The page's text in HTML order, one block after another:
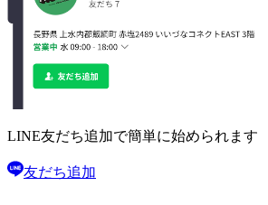
LINE友だち追加で簡単に始められます
友だち追加